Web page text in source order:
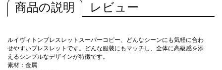
商品の説明 レビュー
ルイヴィトンブレスレットスーパーコピー、どんなシーンにも気軽に合わ
せやすいブレスレットです。どんな服装にもマッチし、全体に高級感を添
えるシンプルなデザインが特徴です。
素材：金属